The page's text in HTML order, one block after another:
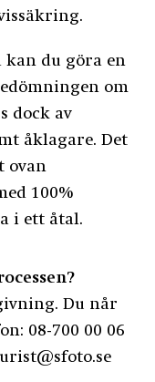
kan du göra en
om
dock av
åklagare. Det
ovan
100%
i ett åtal.
Du når
08-700 00 06